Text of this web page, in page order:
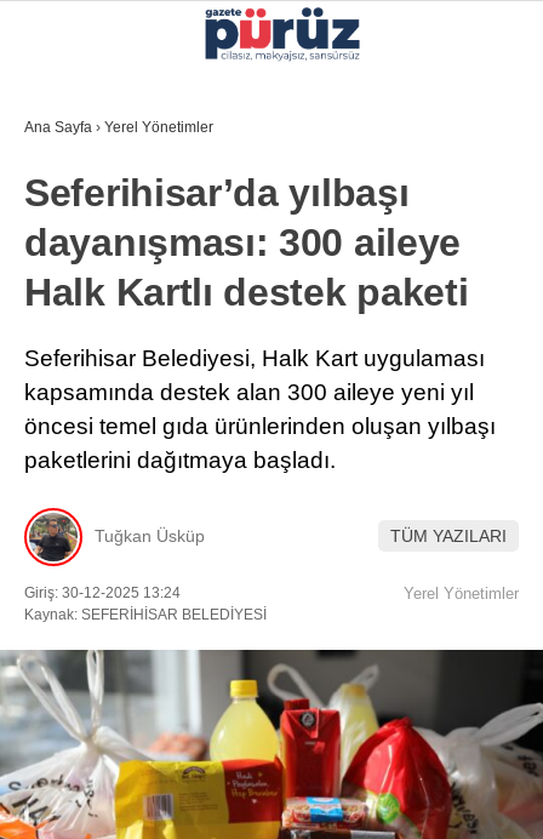
Instagram
Youtube
YEREL YÖNETIMLER
GÜNCEL
EKONOMI
POLITIKA
SAĞLIK
DIĞER
Ana Sayfa › Yerel Yönetimler
Seferihisar’da yılbaşı
dayanışması: 300 aileye
Halk Kartlı destek paketi
Seferihisar Belediyesi, Halk Kart uygulaması
kapsamında destek alan 300 aileye yeni yıl
öncesi temel gıda ürünlerinden oluşan yılbaşı
paketlerini dağıtmaya başladı.
Tuğkan Üsküp TÜM YAZILARI
Giriş: 30-12-2025 13:24
Kaynak: SEFERİHİSAR BELEDİYESİ
Yerel Yönetimler